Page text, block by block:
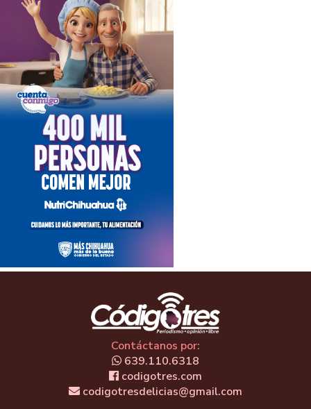
Contáctanos por:
639.110.6318
codigotres.com
codigotresdelicias@gmail.com